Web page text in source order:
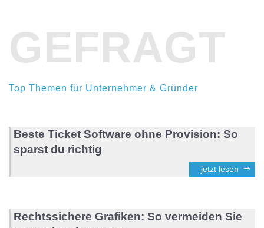
GEFRAGT
Top Themen für Unternehmer & Gründer
Beste Ticket Software ohne Provision: So
sparst du richtig
jetzt lesen
Rechtssichere Grafiken: So vermeiden Sie